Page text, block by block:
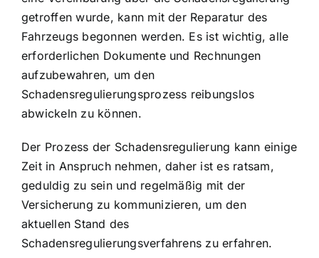
getroffen wurde, kann mit der Reparatur des
Fahrzeugs begonnen werden. Es ist wichtig, alle
erforderlichen Dokumente und Rechnungen
aufzubewahren, um den
Schadensregulierungsprozess reibungslos
abwickeln zu können.
Der Prozess der Schadensregulierung kann einige
Zeit in Anspruch nehmen, daher ist es ratsam,
geduldig zu sein und regelmäßig mit der
Versicherung zu kommunizieren, um den
aktuellen Stand des
Schadensregulierungsverfahrens zu erfahren.